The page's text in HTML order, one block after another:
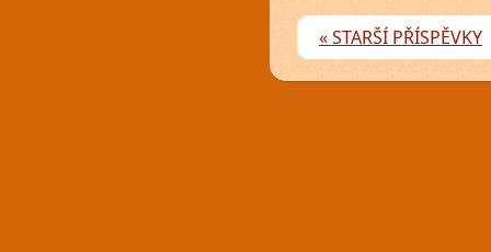
« STARŠÍ PŘÍSPĚVKY